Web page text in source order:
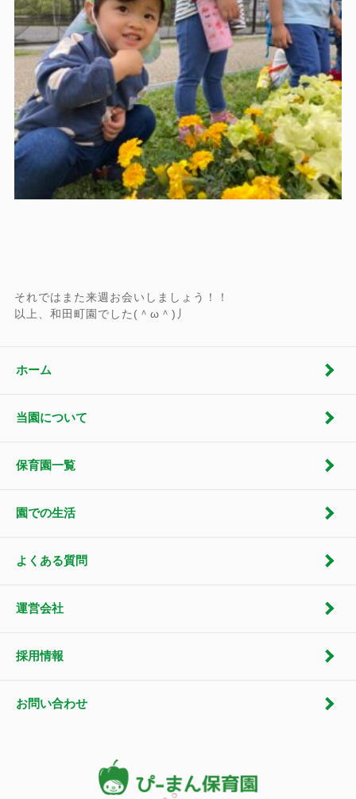
それではまた来週お会いしましょう！！
以上、和田町園でした(＾ω＾)丿
ホーム
当園について
保育園一覧
園での生活
よくある質問
運営会社
採用情報
お問い合わせ